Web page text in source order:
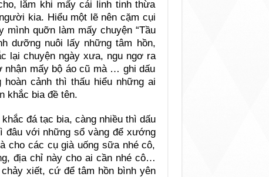
lắm khi mấy cái linh tinh thừa
kia. Hiểu một lẽ nên cặm cụi
quỡn làm mấy chuyện “Tầu
dưỡng nuôi lấy những tâm hồn,
lại chuyện ngày xưa, ngu ngơ ra
mấy bộ áo cũ mà … ghi dấu
cảnh thì thấu hiểu những ai
khắc bia đề tên.
đá tạc bia, càng nhiều thì dấu
đâu với những sổ vàng để xướng
cho các cụ già uống sữa nhé cô,
địa chỉ này cho ai cần nhé cô…
xiết, cứ để tâm hồn bình yên